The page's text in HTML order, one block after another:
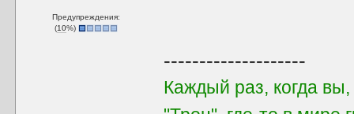
Предупреждения:
(10%)
--------------------
Каждый раз, когда